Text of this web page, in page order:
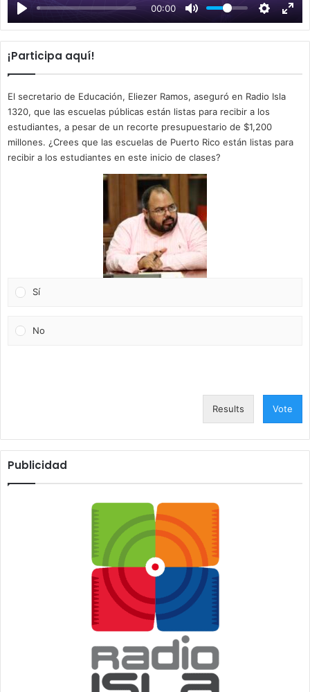
00:00
y
¡Participa aquí!
El secretario de Educación, Eliezer Ramos, aseguró en Radio Isla
1320, que las escuelas públicas están listas para recibir a los
estudiantes, a pesar de un recorte presupuestario de $1,200
millones. ¿Crees que las escuelas de Puerto Rico están listas para
recibir a los estudiantes en este inicio de clases?
Sí
No
Results Vote
Publicidad